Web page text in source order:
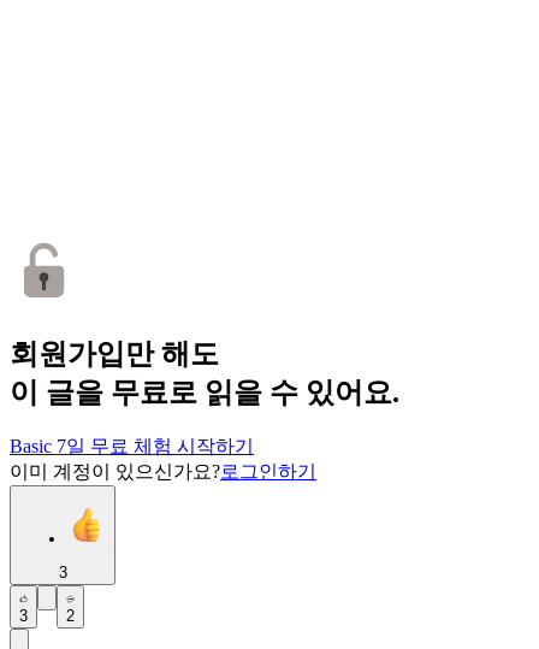
회원가입만 해도
이 글을 무료로 읽을 수 있어요.
Basic 7일 무료 체험 시작하기
이미 계정이 있으신가요?로그인하기
3
3 2